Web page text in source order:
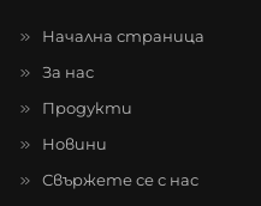
Начална страница
За нас
Продукти
Новини
Свържете се с нас